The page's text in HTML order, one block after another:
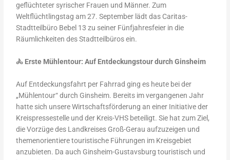
geflüchteter syrischer Frauen und Männer. Zum
Weltflüchtlingstag am 27. September lädt das Caritas-
Stadtteilbüro Bebel 13 zu seiner Fünfjahresfeier in die
Räumlichkeiten des Stadtteilbüros ein.
🚴 Erste Mühlentour: Auf Entdeckungstour durch Ginsheim
Auf Entdeckungsfahrt per Fahrrad ging es heute bei der
„Mühlentour“ durch Ginsheim. Bereits im vergangenen Jahr
hatte sich unsere Wirtschaftsförderung an einer Initiative der
Kreispressestelle und der Kreis-VHS beteiligt. Sie hat zum Ziel,
die Vorzüge des Landkreises Groß-Gerau aufzuzeigen und
themenorientiere touristische Führungen im Kreisgebiet
anzubieten. Da auch Ginsheim-Gustavsburg touristisch und